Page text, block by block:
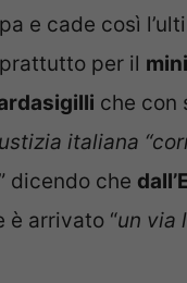
e cade così
per il
che con
italiana
dicendo che
è arrivato “un via